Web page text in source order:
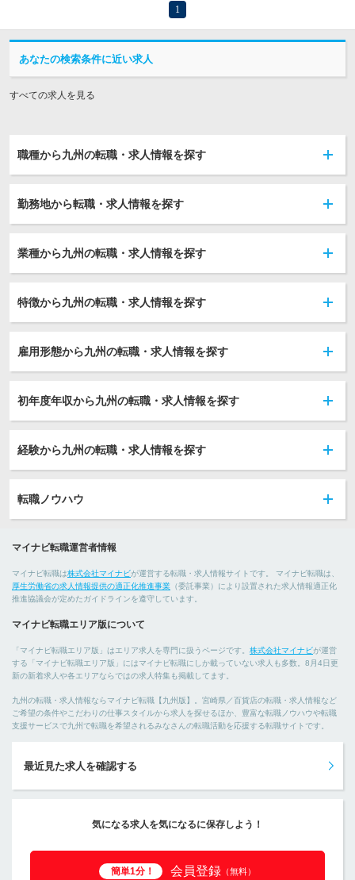
1
あなたの検索条件に近い求人
すべての求人を見る
職種から九州の転職・求人情報を探す
勤務地から転職・求人情報を探す
業種から九州の転職・求人情報を探す
特徴から九州の転職・求人情報を探す
雇用形態から九州の転職・求人情報を探す
初年度年収から九州の転職・求人情報を探す
経験から九州の転職・求人情報を探す
転職ノウハウ
マイナビ転職運営者情報
マイナビ転職は株式会社マイナビが運営する転職・求人情報サイトです。 マイナビ転職は、
厚生労働省の求人情報提供の適正化推進事業 （委託事業）により設置された求人情報適正化
推進協議会が定めたガイドラインを遵守しています。
マイナビ転職エリア版について
「マイナビ転職エリア版」はエリア求人を専門に扱うページです。 株式会社マイナビが運営
する「マイナビ転職エリア版」にはマイナビ転職にしか載っていない求人も多数。8月4日更
新の新着求人や各エリアならではの求人特集も掲載してます。
九州の転職・求人情報ならマイナビ転職【九州版】。宮崎県／百貨店の転職・求人情報など
ご希望の条件やこだわりの仕事スタイルから求人を探せるほか、豊富な転職ノウハウや転職
支援サービスで九州で転職を希望されるみなさんの転職活動を応援する転職サイトです。
最近見た求人を確認する
気になる求人を気になるに保存しよう！
簡単1分！ 会員登録 （無料）